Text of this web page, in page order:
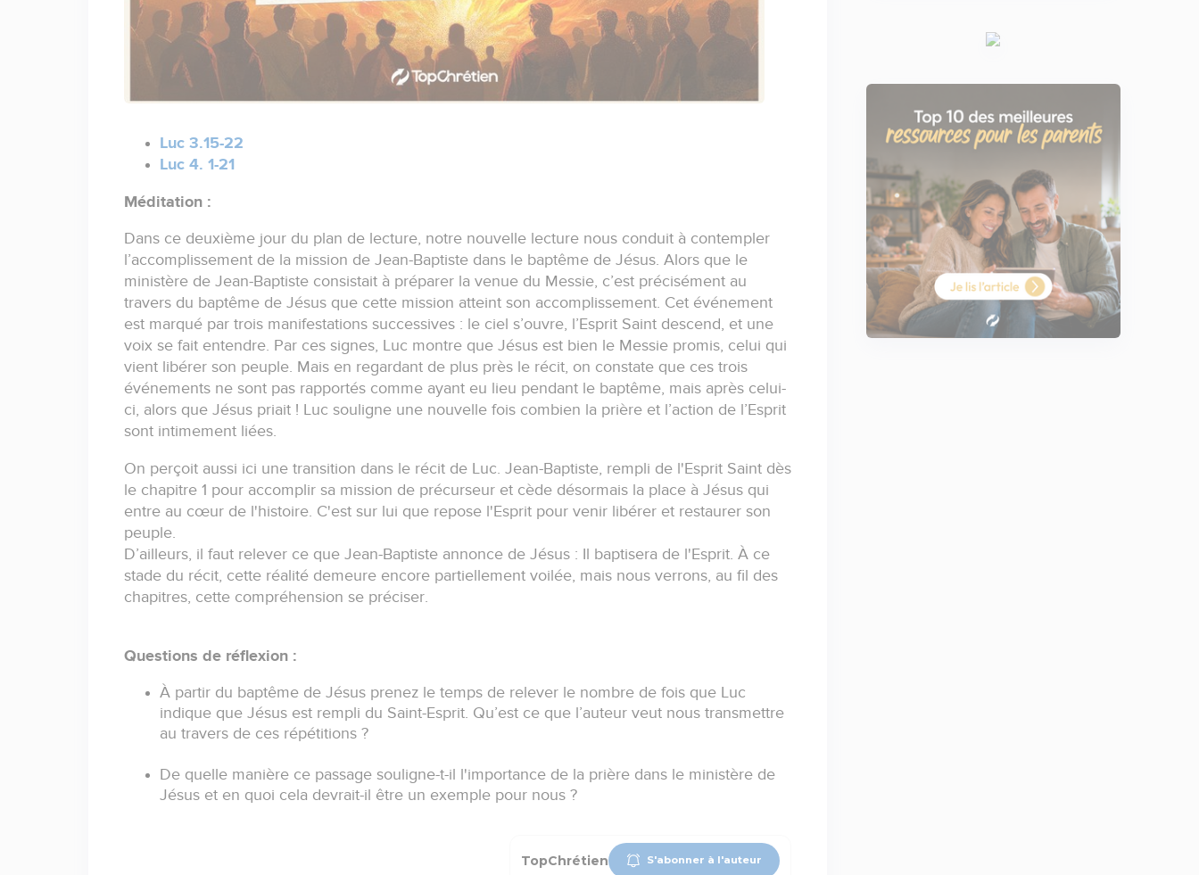
Luc 3.15-22
Luc 4. 1-21
Méditation :
Dans ce deuxième jour du plan de lecture, notre nouvelle lecture nous conduit à contempler
l’accomplissement de la mission de Jean-Baptiste dans le baptême de Jésus. Alors que le
ministère de Jean-Baptiste consistait à préparer la venue du Messie, c’est précisément au
travers du baptême de Jésus que cette mission atteint son accomplissement. Cet événement
est marqué par trois manifestations successives : le ciel s’ouvre, l’Esprit Saint descend, et une
voix se fait entendre. Par ces signes, Luc montre que Jésus est bien le Messie promis, celui qui
vient libérer son peuple. Mais en regardant de plus près le récit, on constate que ces trois
événements ne sont pas rapportés comme ayant eu lieu pendant le baptême, mais après celui-
ci, alors que Jésus priait ! Luc souligne une nouvelle fois combien la prière et l’action de l’Esprit
sont intimement liées.
On perçoit aussi ici une transition dans le récit de Luc. Jean-Baptiste, rempli de l'Esprit Saint dès
le chapitre 1 pour accomplir sa mission de précurseur et cède désormais la place à Jésus qui
entre au cœur de l'histoire. C'est sur lui que repose l'Esprit pour venir libérer et restaurer son
peuple.
D’ailleurs, il faut relever ce que Jean-Baptiste annonce de Jésus : Il baptisera de l'Esprit. À ce
stade du récit, cette réalité demeure encore partiellement voilée, mais nous verrons, au fil des
chapitres, cette compréhension se préciser.
Questions de réflexion :
À partir du baptême de Jésus prenez le temps de relever le nombre de fois que Luc
indique que Jésus est rempli du Saint-Esprit. Qu’est ce que l’auteur veut nous transmettre
au travers de ces répétitions ?
De quelle manière ce passage souligne-t-il l'importance de la prière dans le ministère de
Jésus et en quoi cela devrait-il être un exemple pour nous ?
TopChrétien S'abonner à l'auteur